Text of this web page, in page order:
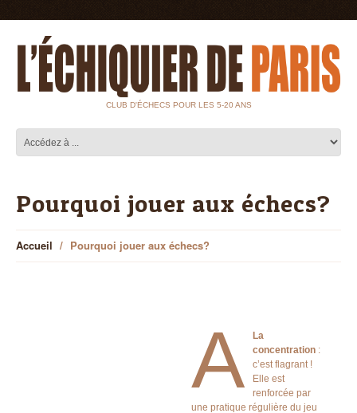
CLUB D'ÉCHECS POUR LES 5-20 ANS
Pourquoi jouer aux échecs?
Accueil Pourquoi jouer aux échecs?
A
La
concentration :
c’est flagrant !
Elle est
renforcée par
une pratique régulière du jeu